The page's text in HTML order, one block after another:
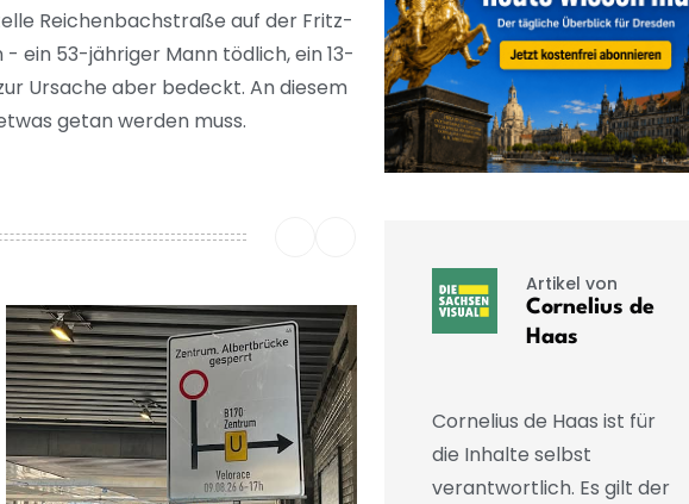
Reichenbachstraße auf der Fritz-
ein 53-jähriger Mann tödlich, ein 13-
Ursache aber bedeckt. An diesem
getan werden muss.
Artikel von
Cornelius de
Haas
Cornelius de Haas ist für
die Inhalte selbst
verantwortlich. Es gilt der